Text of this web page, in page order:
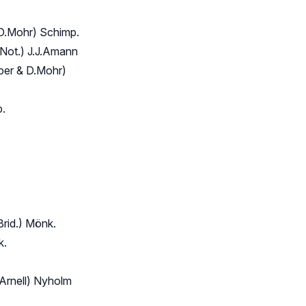
Schimp.
J.J.Amann
& D.Mohr)
Mönk.
Nyholm